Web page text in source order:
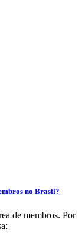
no Brasil?
de membros. Por